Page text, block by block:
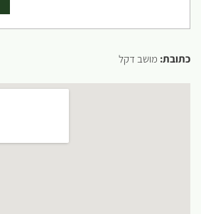
כתובת: מושב דקל